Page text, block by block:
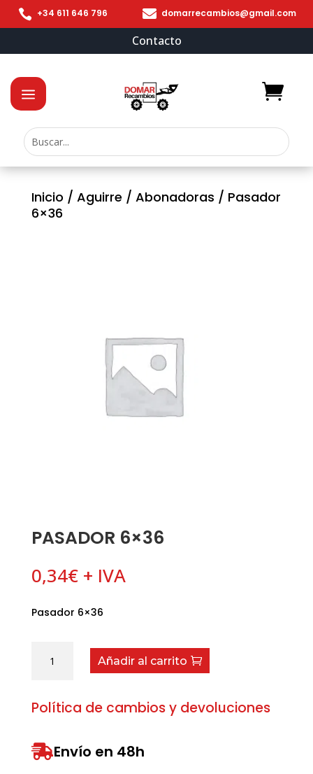
 +34 611 646 796  domarrecambios@gmail.com
Contacto
Inicio / Aguirre / Abonadoras / Pasador
6×36
PASADOR 6×36
0,34€ + IVA
Pasador 6×36
6x36
Añadir al carrito
Política de cambios y devoluciones
Envío en 48h